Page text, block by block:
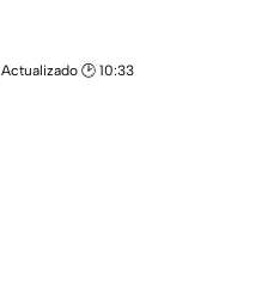
| Actualizado 🕑 10:33